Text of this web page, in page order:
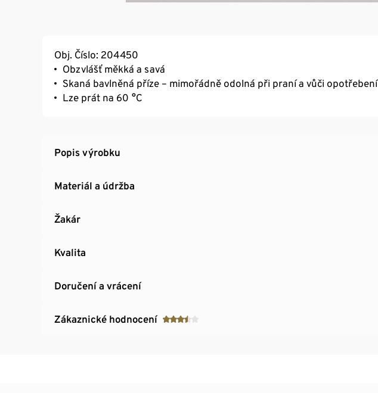
Obj. Číslo: 204450
Obzvlášť měkká a savá
Skaná bavlněná příze – mimořádně odolná při praní a vůči opotřebení
Lze prát na 60 °C
Popis výrobku
Materiál a údržba
Žakár
Kvalita
Doručení a vrácení
Zákaznické hodnocení